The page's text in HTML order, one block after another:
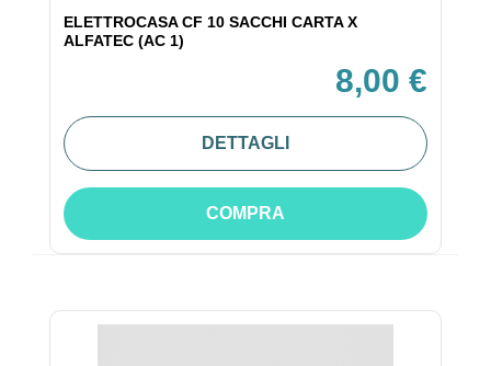
ELETTROCASA CF 10 SACCHI CARTA X
ALFATEC (AC 1)
8,00 €
DETTAGLI
COMPRA